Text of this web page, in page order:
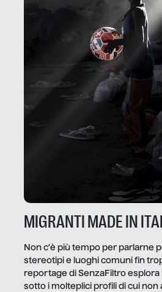
MIGRANTI MADE IN
Non c’è più tempo per parlarne
stereotipi e luoghi comuni fin
reportage di SenzaFiltro esplora
sotto i molteplici profili di cui non